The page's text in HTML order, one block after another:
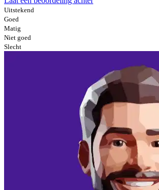
Uitstekend
Goed
Matig
Niet goed
Slecht